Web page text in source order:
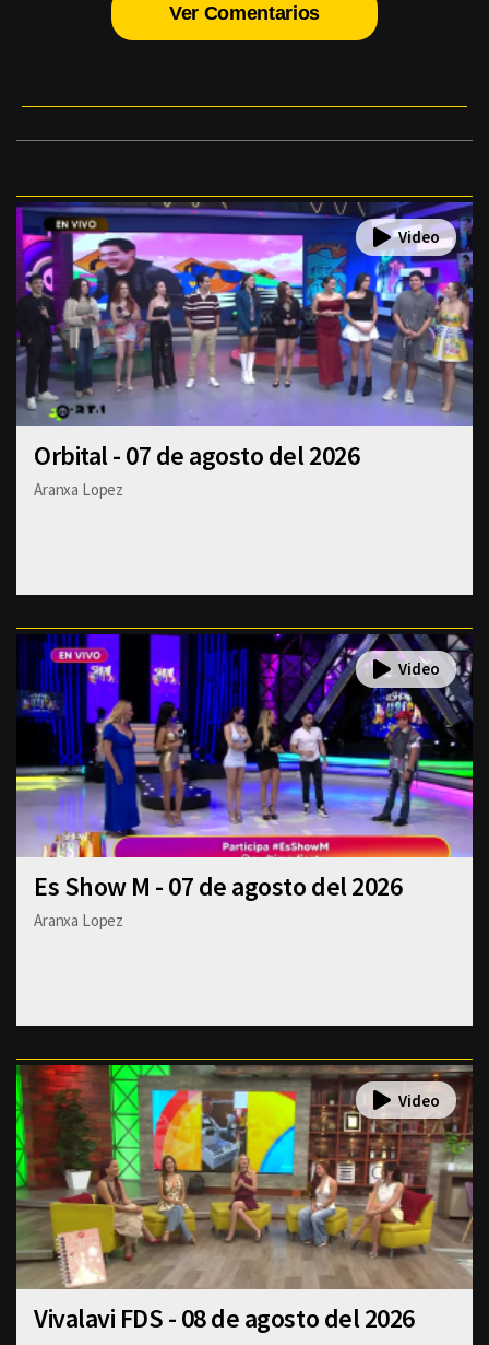
Ver Comentarios
Orbital - 07 de agosto del 2026
Aranxa Lopez
Es Show M - 07 de agosto del 2026
Aranxa Lopez
Vivalavi FDS - 08 de agosto del 2026